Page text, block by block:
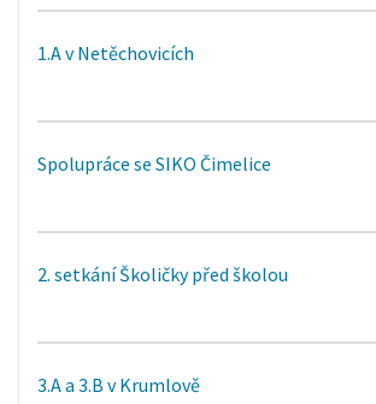
1.A v Netěchovicích
Spolupráce se SIKO Čimelice
2. setkání Školičky před školou
3.A a 3.B v Krumlově